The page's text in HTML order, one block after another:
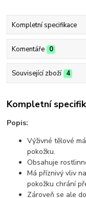
Kompletní specifikace
Komentáře 0
Související zboží 4
Kompletní
Popis:
Výživné tělové
pokožku.
Obsahuje
Má příznivý vliv
pokožku chrání
Zároveň se ale